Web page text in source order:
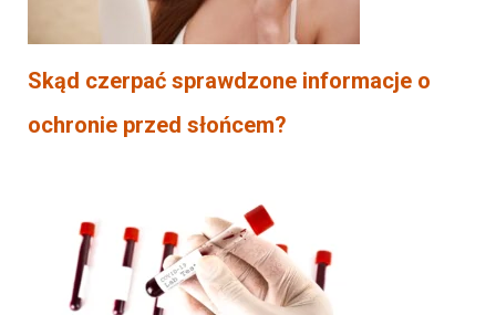
Skąd czerpać sprawdzone informacje o
ochronie przed słońcem?